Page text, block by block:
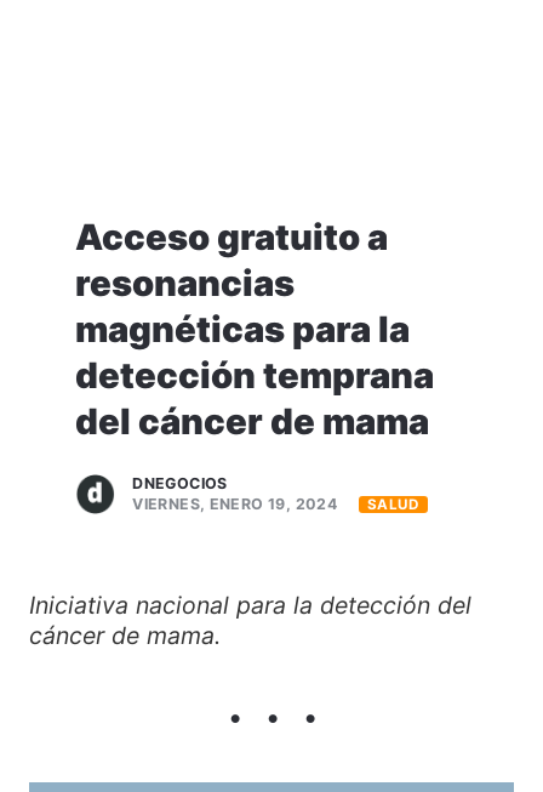
Acceso gratuito a
resonancias
magnéticas para la
detección temprana
del cáncer de mama
DNEGOCIOS
VIERNES, ENERO 19, 2024
SALUD
Iniciativa nacional para la detección del
cáncer de mama.